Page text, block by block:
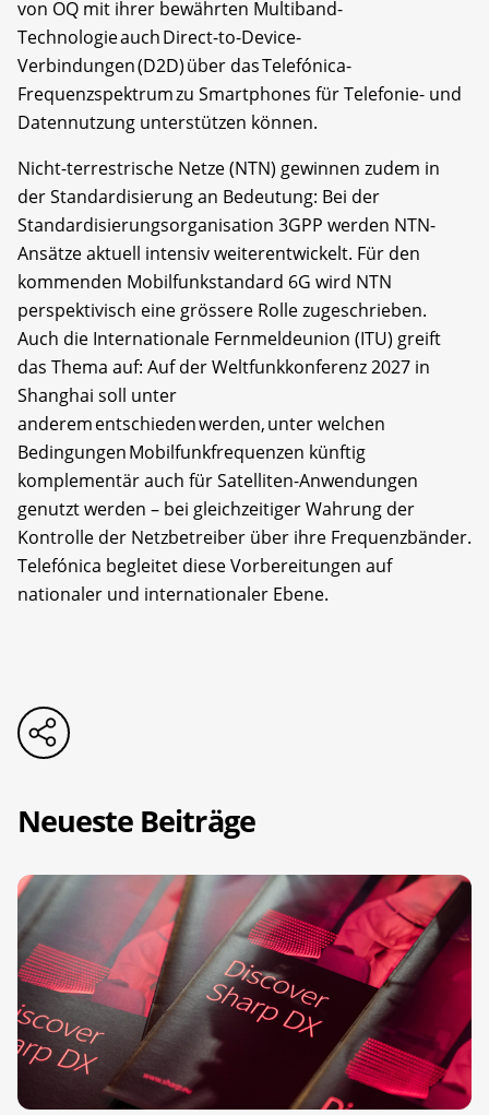
von OQ mit ihrer bewährten Multiband-
Technologie auch Direct-to-Device-
Verbindungen (D2D) über das Telefónica-
Frequenzspektrum zu Smartphones für Telefonie- und
Datennutzung unterstützen können.
Nicht-terrestrische Netze (NTN) gewinnen zudem in
der Standardisierung an Bedeutung: Bei der
Standardisierungsorganisation 3GPP werden NTN-
Ansätze aktuell intensiv weiterentwickelt. Für den
kommenden Mobilfunkstandard 6G wird NTN
perspektivisch eine grössere Rolle zugeschrieben.
Auch die Internationale Fernmeldeunion (ITU) greift
das Thema auf: Auf der Weltfunkkonferenz 2027 in
Shanghai soll unter
anderem entschieden werden, unter welchen
Bedingungen Mobilfunkfrequenzen künftig
komplementär auch für Satelliten-Anwendungen
genutzt werden – bei gleichzeitiger Wahrung der
Kontrolle der Netzbetreiber über ihre Frequenzbänder.
Telefónica begleitet diese Vorbereitungen auf
nationaler und internationaler Ebene.
Neueste Beiträge